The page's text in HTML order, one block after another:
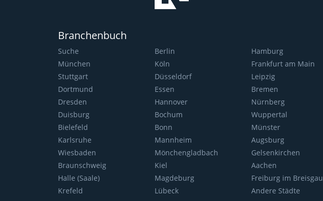
Branchenbuch
Suche Berlin
Hamburg
München
Köln
Frankfurt am Main
Stuttgart
Düsseldorf
Leipzig
Dortmund
Essen
Bremen
Dresden
Hannover
Nürnberg
Duisburg
Bochum
Wuppertal
Bielefeld
Bonn
Münster
Karlsruhe
Mannheim
Augsburg
Wiesbaden
Mönchengladbach
Gelsenkirchen
Braunschweig
Kiel
Aachen
Halle (Saale)
Magdeburg
Freiburg im Breisgau
Krefeld
Lübeck Andere Städte